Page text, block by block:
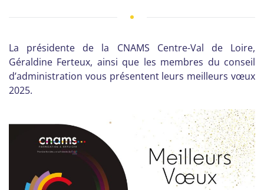
La présidente de la CNAMS Centre-Val de Loire,
Géraldine Ferteux, ainsi que les membres du conseil
d’administration vous présentent leurs meilleurs vœux
2025.